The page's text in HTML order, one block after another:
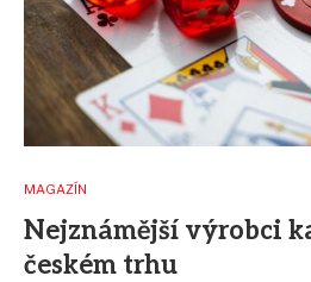
MAGAZÍN
Nejznámější výrobci
českém trhu